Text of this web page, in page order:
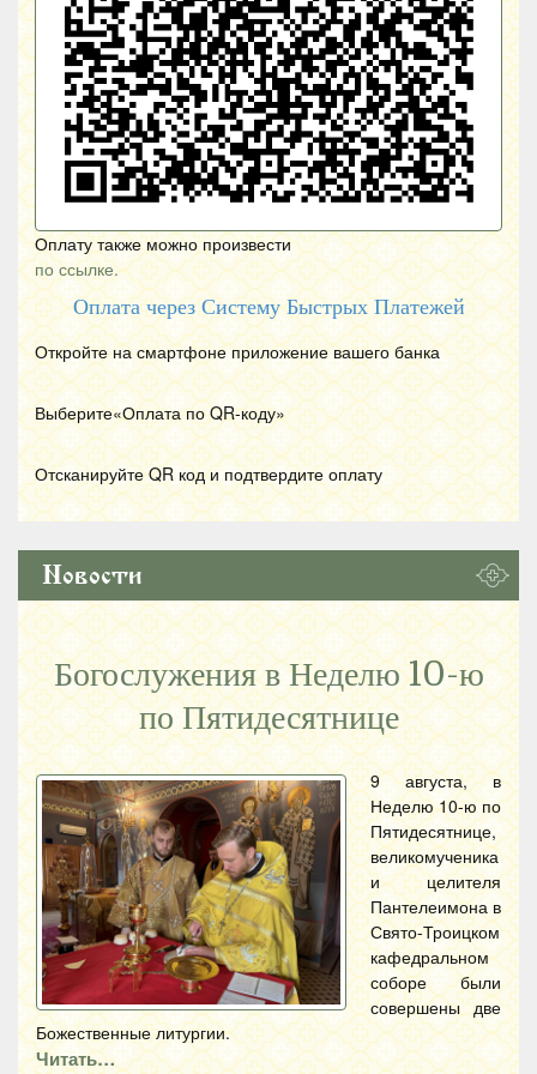
Оплату также можно произвести
по ссылке.
Оплата через Систему Быстрых Платежей
Откройте на смартфоне приложение вашего банка
Выберите«Оплата по QR-коду»
Отсканируйте QR код и подтвердите оплату
Новости
Богослужения в Неделю 10-ю
по Пятидесятнице
9 августа, в
Неделю 10-ю по
Пятидесятнице,
великомученика
и целителя
Пантелеимона в
Свято-Троицком
кафедральном
соборе были
совершены две
Божественные литургии.
Читать…